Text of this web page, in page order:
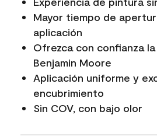
Mayor tiempo de
aplicación
Ofrezca con confianza
Benjamin Moore
Aplicación uniforme y
encubrimiento
Sin COV, con bajo olor